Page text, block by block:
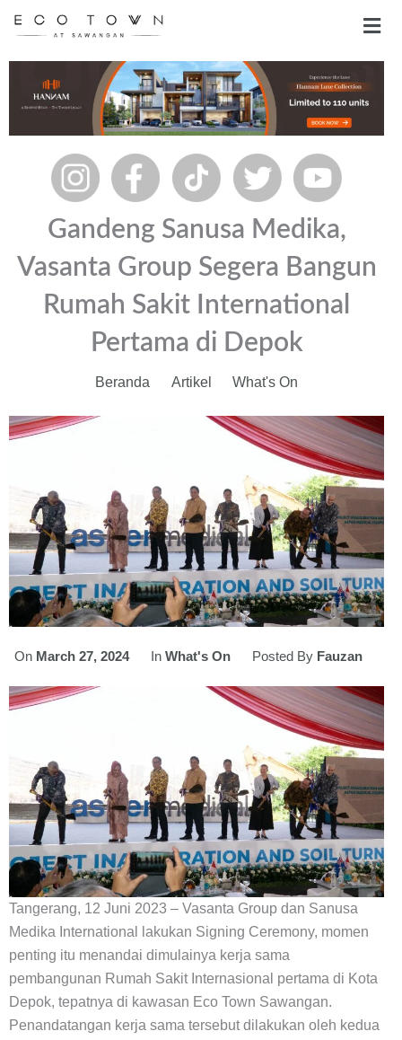
Gandeng Sanusa Medika,
Vasanta Group Segera Bangun
Rumah Sakit International
Pertama di Depok
Beranda Artikel What's On
On March 27, 2024 In What's On Posted By Fauzan
Tangerang, 12 Juni 2023 – Vasanta Group dan Sanusa
Medika International lakukan Signing Ceremony, momen
penting itu menandai dimul ainya kerja sama
pembangunan Rumah Sakit Internasional pertama di Kota
Depok, tepatnya di kawasan Eco Town Sawangan.
Penandatangan kerja sama tersebut dilakukan oleh kedua